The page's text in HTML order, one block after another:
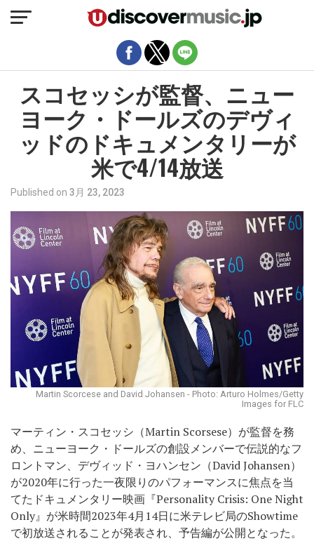
スコセッシが監督、ニュー
ヨーク・ドールズのデヴィ
ッドのドキュメンタリーが
米で4/14放送
Published on 3月 23, 2023
Martin Scorcese and David Johansen - Photo: Arturo Holmes/Getty
Images for FLC
マーティン・スコセッシ（Martin Scorsese）が監督を務
め、ニューヨーク・ドールズの創設メンバーで伝説的なフ
ロントマン、デヴィッド・ヨハンセン（David Johansen）
が2020年に行った一夜限りのパフォーマンスに焦点を当
てたドキュメンタリー映画『Personality Crisis: One Night
Only』が米時間2023年4月14日に米テレビ局のShowtime
で初放送されることが発表され、予告編が公開となった。
モバイルバージョンを終了